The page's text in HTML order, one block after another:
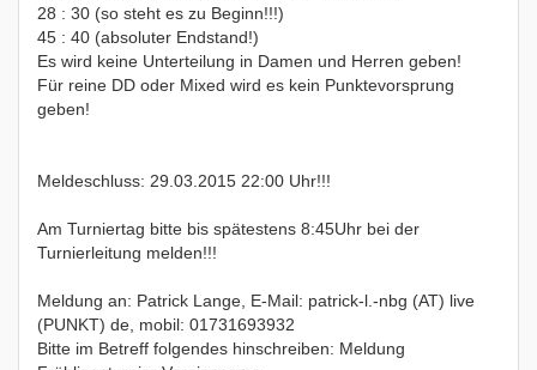
28 : 30 (so steht es zu Beginn!!!)
45 : 40 (absoluter Endstand!)
Es wird keine Unterteilung in Damen und Herren geben!
Für reine DD oder Mixed wird es kein Punktevorsprung
geben!
Meldeschluss: 29.03.2015 22:00 Uhr!!!
Am Turniertag bitte bis spätestens 8:45Uhr bei der
Turnierleitung melden!!!
Meldung an: Patrick Lange, E-Mail: patrick-l.-nbg (AT) live
(PUNKT) de, mobil: 01731693932
Bitte im Betreff folgendes hinschreiben: Meldung